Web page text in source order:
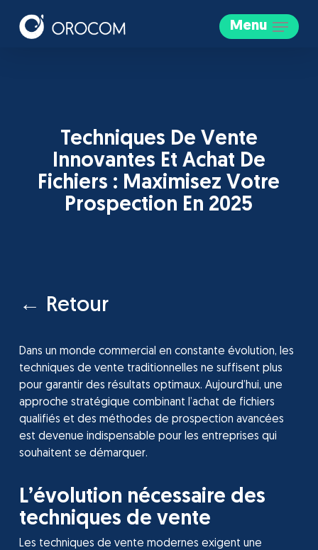
Menu
Techniques De Vente
Innovantes Et Achat De
Fichiers : Maximisez Votre
Prospection En 2025
← Retour
Dans un monde commercial en constante évolution, les
techniques de vente traditionnelles ne suffisent plus
pour garantir des résultats optimaux. Aujourd’hui, une
approche stratégique combinant l’achat de fichiers
qualifiés et des méthodes de prospection avancées
est devenue indispensable pour les entreprises qui
souhaitent se démarquer.
L’évolution nécessaire des
techniques de vente
Les techniques de vente modernes exigent une